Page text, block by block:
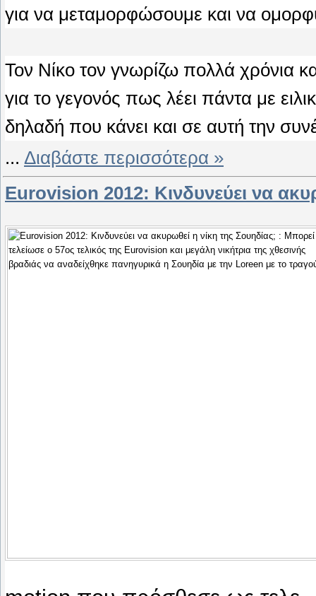
για να μεταμορφώσουμε και να
Τον Νίκο τον γνωρίζω πολλά χρόνια
για το γεγονός πως λέει πάντα με
δηλαδή που κάνει και σε αυτή την
... Διαβάστε περισσότερα »
Eurovision 2012: Κινδυνεύει να